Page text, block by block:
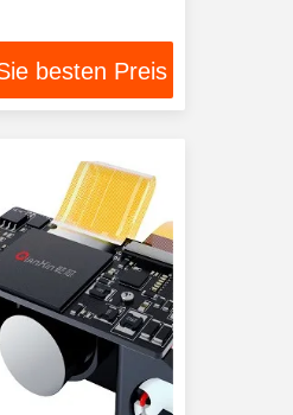
besten Preis